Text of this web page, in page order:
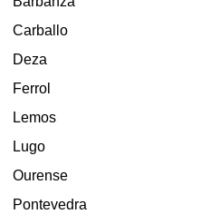
Carballo
Deza
Ferrol
Lemos
Lugo
Ourense
Pontevedra